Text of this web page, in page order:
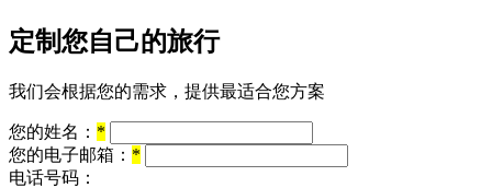
定制您自己的旅行
我们会根据您的需求，提供最适合您方案
您的姓名： *
您的电子邮箱： *
电话号码：